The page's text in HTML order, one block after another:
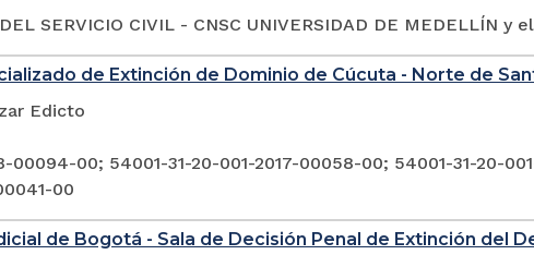
SERVICIO CIVIL - CNSC UNIVERSIDAD DE MEDELLÍN y
de Extinción de Dominio de Cúcuta - Norte de
Edicto
00094-00; 54001-31-20-001-2017-00058-00; 54001-31-20-
00
de Bogotá - Sala de Decisión Penal de Extinción del